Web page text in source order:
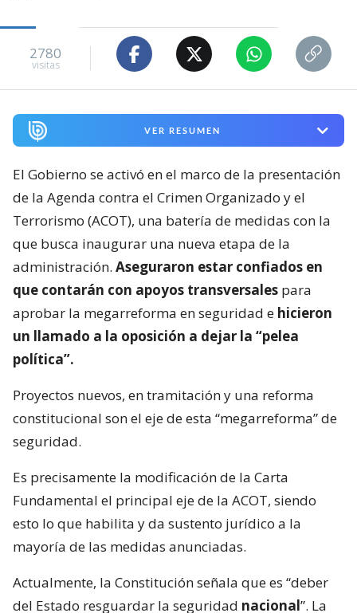
2780
visitas
VER RESUMEN
El Gobierno se activó en el marco de la presentación
de la Agenda contra el Crimen Organizado y el
Terrorismo (ACOT), una batería de medidas con la
que busca inaugurar una nueva etapa de la
administración. Aseguraron estar confiados en
que contarán con apoyos transversales para
aprobar la megarreforma en seguridad e hicieron
un llamado a la oposición a dejar la “pelea
política”.
Proyectos nuevos, en tramitación y una reforma
constitucional son el eje de esta “megarreforma” de
seguridad.
Es precisamente la modificación de la Carta
Fundamental el principal eje de la ACOT, siendo
esto lo que habilita y da sustento jurídico a la
mayoría de las medidas anunciadas.
Actualmente, la Constitución señala que es “deber
del Estado resguardar la seguridad nacional”. La